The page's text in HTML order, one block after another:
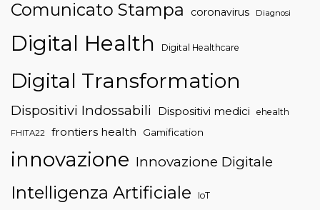
Comunicato Stampa coronavirus Diagnosi
Digital Health Digital Healthcare
Digital Transformation
Dispositivi Indossabili Dispositivi medici ehealth
FHITA22 frontiers health Gamification
innovazione Innovazione Digitale
Intelligenza Artificiale IoT